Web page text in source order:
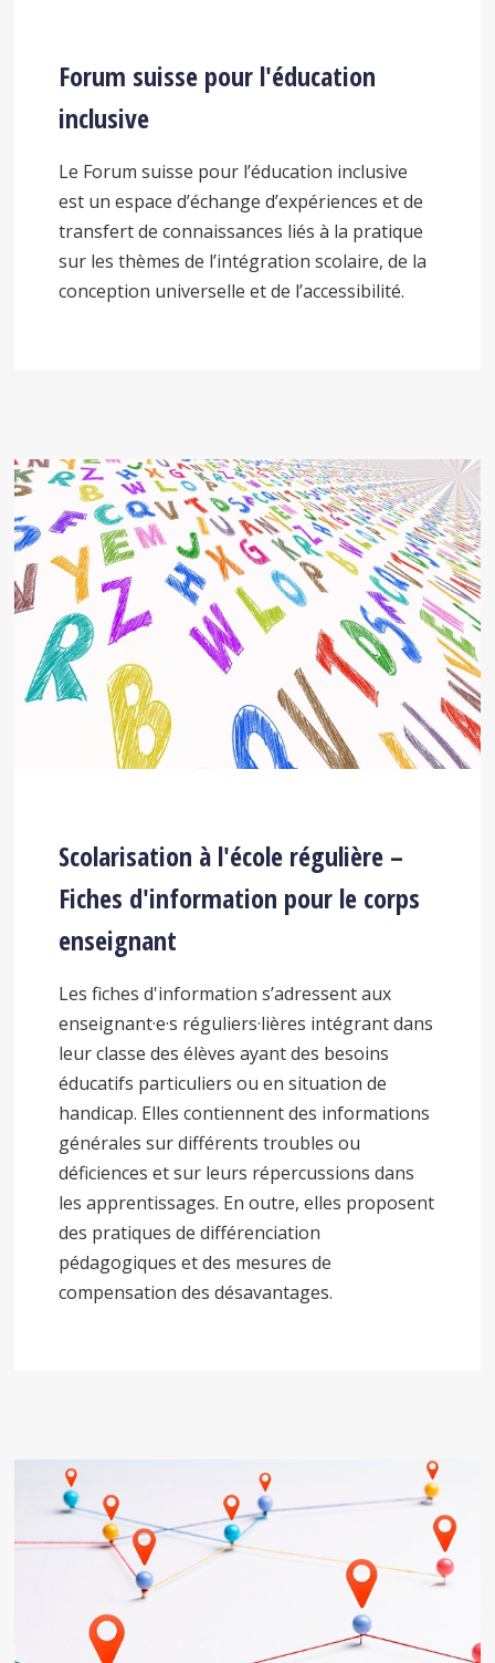
Forum suisse pour l'éducation
inclusive
Le Forum suisse pour l’éducation inclusive
est un espace d’échange d’expériences et de
transfert de connaissances liés à la pratique
sur les thèmes de l’intégration scolaire, de la
conception universelle et de l’accessibilité.
Scolarisation à l'école régulière –
Fiches d'information pour le corps
enseignant
Les fiches d'information s’adressent aux
enseignant·e·s réguliers·lières intégrant dans
leur classe des élèves ayant des besoins
éducatifs particuliers ou en situation de
handicap. Elles contiennent des informations
générales sur différents troubles ou
déficiences et sur leurs répercussions dans
les apprentissages. En outre, elles proposent
des pratiques de différenciation
pédagogiques et des mesures de
compensation des désavantages.